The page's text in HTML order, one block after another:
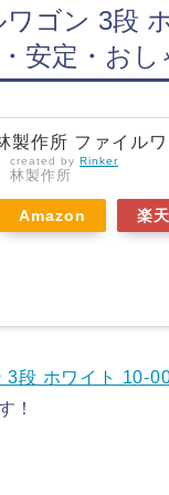
ゴン 3段
安定・お
製作所 ファイル
created by Rinker
林製作所
Amazon 楽
3段 ホワイト 10-
！